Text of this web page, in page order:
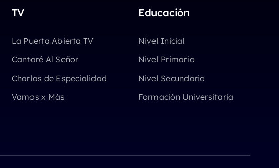
TV
La Puerta Abierta TV
Cantaré Al Señor
Charlas de Especialidad
Vamos x Más
Educación
Nivel Inicial
Nivel Primario
Nivel Secundario
Formación Universitaria